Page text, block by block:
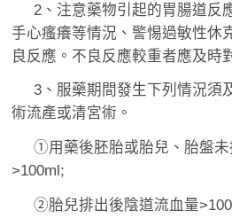
2、注意藥物引起的胃腸道反
手心瘙癢等情況、警惕過敏性休
良反應。不良反應較重者應及時
3、服藥期間發生下列情況須
術流產或清宮術。
①用藥後胚胎或胎兒、胎盤未
>100ml;
②胎兒排出後陰道流血量